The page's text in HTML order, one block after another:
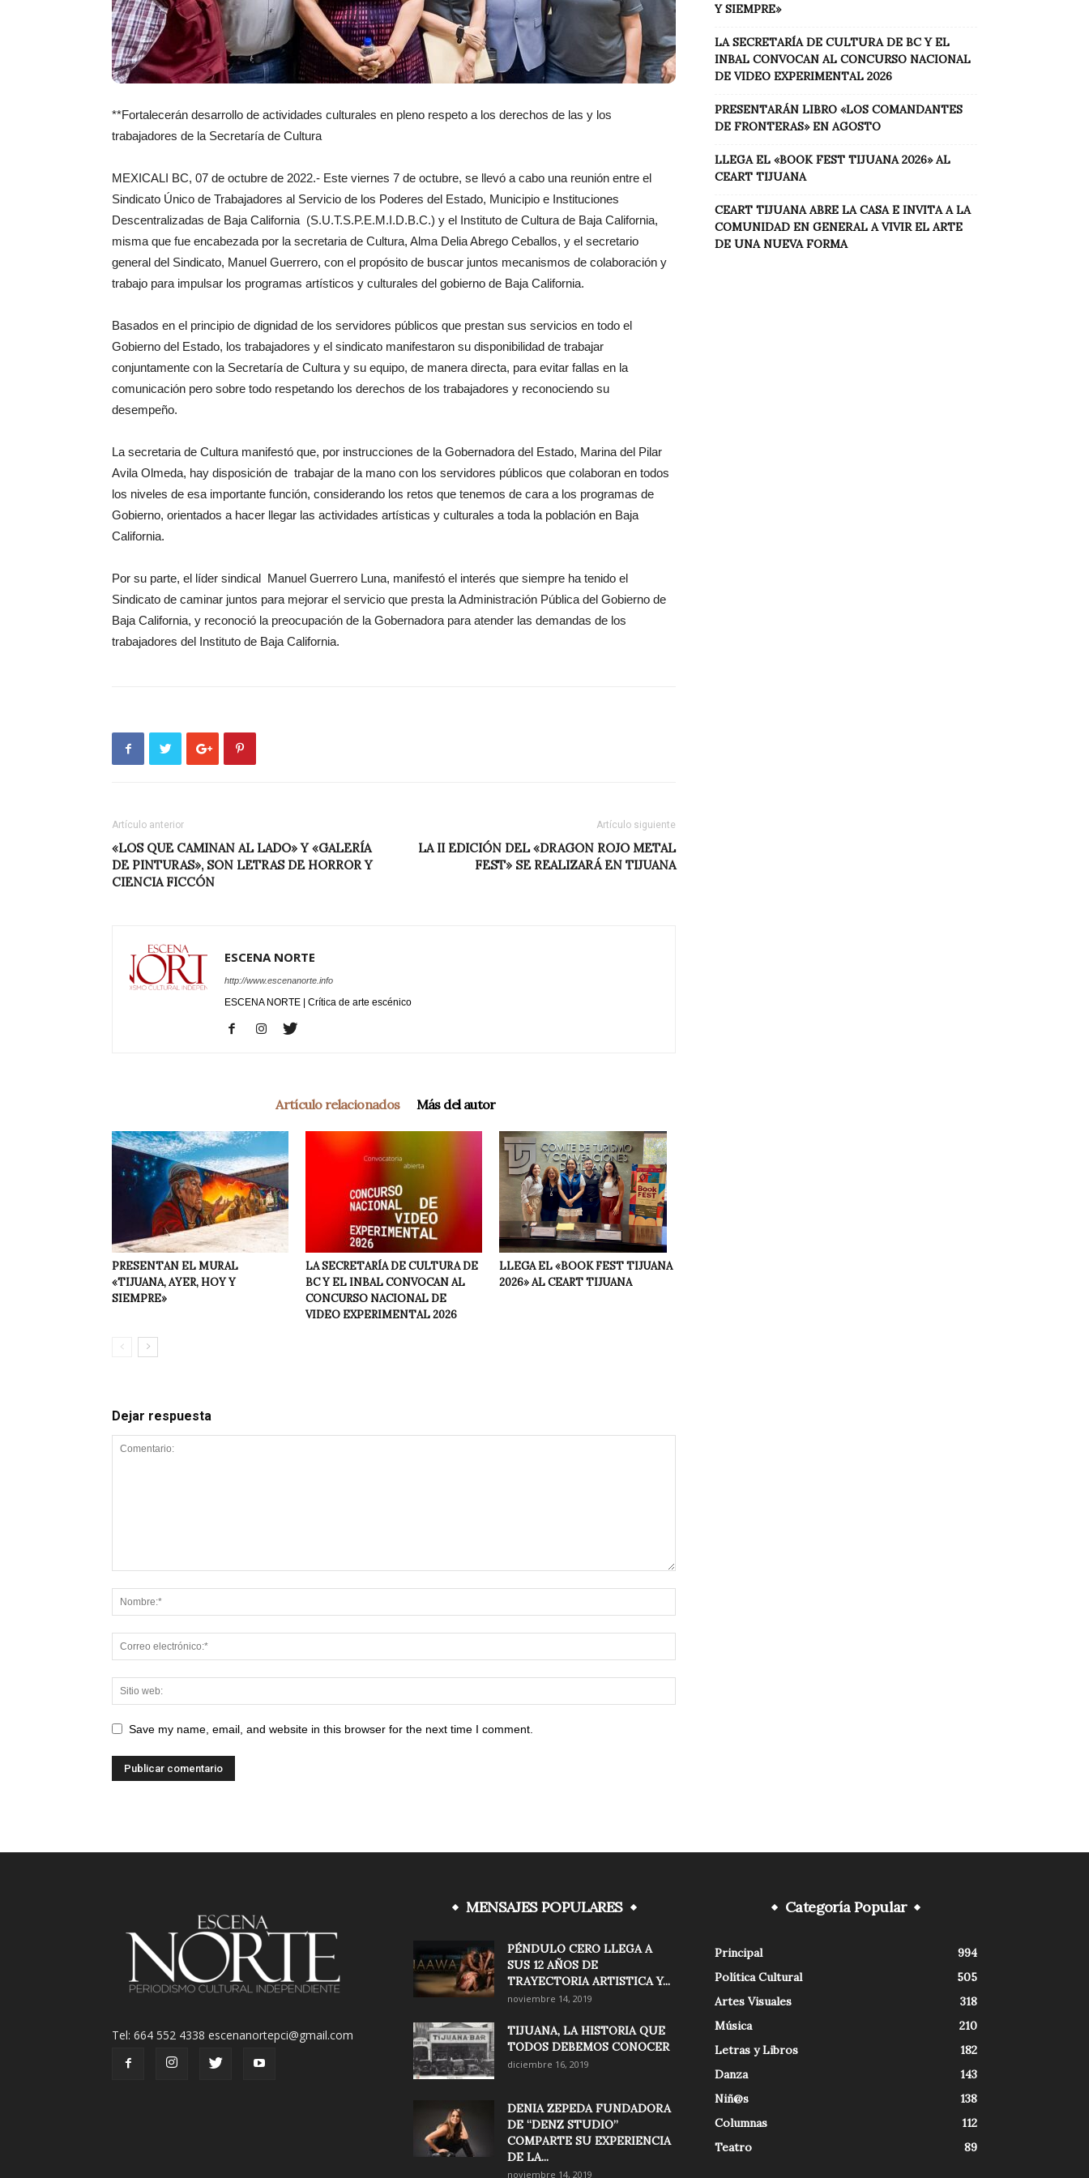
**Fortalecerán desarrollo de actividades culturales en pleno respeto a los derechos de las y los
trabajadores de la Secretaría de Cultura
MEXICALI BC, 07 de octubre de 2022.- Este viernes 7 de octubre, se llevó a cabo una reunión entre el
Sindicato Único de Trabajadores al Servicio de los Poderes del Estado, Municipio e Instituciones
Descentralizadas de Baja California (S.U.T.S.P.E.M.I.D.B.C.) y el Instituto de Cultura de Baja California,
misma que fue encabezada por la secretaria de Cultura, Alma Delia Abrego Ceballos, y el secretario
general del Sindicato, Manuel Guerrero, con el propósito de buscar juntos mecanismos de colaboración y
trabajo para impulsar los programas artísticos y culturales del gobierno de Baja California.
Basados en el principio de dignidad de los servidores públicos que prestan sus servicios en todo el
Gobierno del Estado, los trabajadores y el sindicato manifestaron su disponibilidad de trabajar
conjuntamente con la Secretaría de Cultura y su equipo, de manera directa, para evitar fallas en la
comunicación pero sobre todo respetando los derechos de los trabajadores y reconociendo su
desempeño.
La secretaria de Cultura manifestó que, por instrucciones de la Gobernadora del Estado, Marina del Pilar
Avila Olmeda, hay disposición de trabajar de la mano con los servidores públicos que colaboran en todos
los niveles de esa importante función, considerando los retos que tenemos de cara a los programas de
Gobierno, orientados a hacer llegar las actividades artísticas y culturales a toda la población en Baja
California.
Por su parte, el líder sindical Manuel Guerrero Luna, manifestó el interés que siempre ha tenido el
Sindicato de caminar juntos para mejorar el servicio que presta la Administración Pública del Gobierno de
Baja California, y reconoció la preocupación de la Gobernadora para atender las demandas de los
trabajadores del Instituto de Baja California.
Artículo anterior
«LOS QUE CAMINAN AL LADO» Y «GALERÍA
DE PINTURAS», SON LETRAS DE HORROR Y
CIENCIA FICCÓN
Artículo siguiente
LA II EDICIÓN DEL «DRAGON ROJO METAL
FEST» SE REALIZARÁ EN TIJUANA
ESCENA NORTE
http://www.escenanorte.info
ESCENA NORTE | Crítica de arte escénico
Artículo relacionados Más del autor
PRESENTAN EL MURAL
«TIJUANA, AYER, HOY Y
SIEMPRE»
LA SECRETARÍA DE CULTURA DE
BC Y EL INBAL CONVOCAN AL
CONCURSO NACIONAL DE
VIDEO EXPERIMENTAL 2026
LLEGA EL «BOOK FEST TIJUANA
2026» AL CEART TIJUANA
Dejar respuesta
Save my name, email, and website in this browser for the next time I comment.
Y SIEMPRE»
LA SECRETARÍA DE CULTURA DE BC Y EL
INBAL CONVOCAN AL CONCURSO NACIONAL
DE VIDEO EXPERIMENTAL 2026
PRESENTARÁN LIBRO «LOS COMANDANTES
DE FRONTERAS» EN AGOSTO
LLEGA EL «BOOK FEST TIJUANA 2026» AL
CEART TIJUANA
CEART TIJUANA ABRE LA CASA E INVITA A LA
COMUNIDAD EN GENERAL A VIVIR EL ARTE
DE UNA NUEVA FORMA
Tel: 664 552 4338 escenanortepci@gmail.com
MENSAJES POPULARES
PÉNDULO CERO LLEGA A
SUS 12 AÑOS DE
TRAYECTORIA ARTISTICA Y...
noviembre 14, 2019
TIJUANA, LA HISTORIA QUE
TODOS DEBEMOS CONOCER
diciembre 16, 2019
DENIA ZEPEDA FUNDADORA
DE “DENZ STUDIO”
COMPARTE SU EXPERIENCIA
DE LA...
noviembre 14, 2019
Categoría Popular
Principal
994
Política Cultural
505
Artes Visuales
318
Música
210
Letras y Libros
182
Danza
143
Niñ@s
138
Columnas
112
Teatro
89